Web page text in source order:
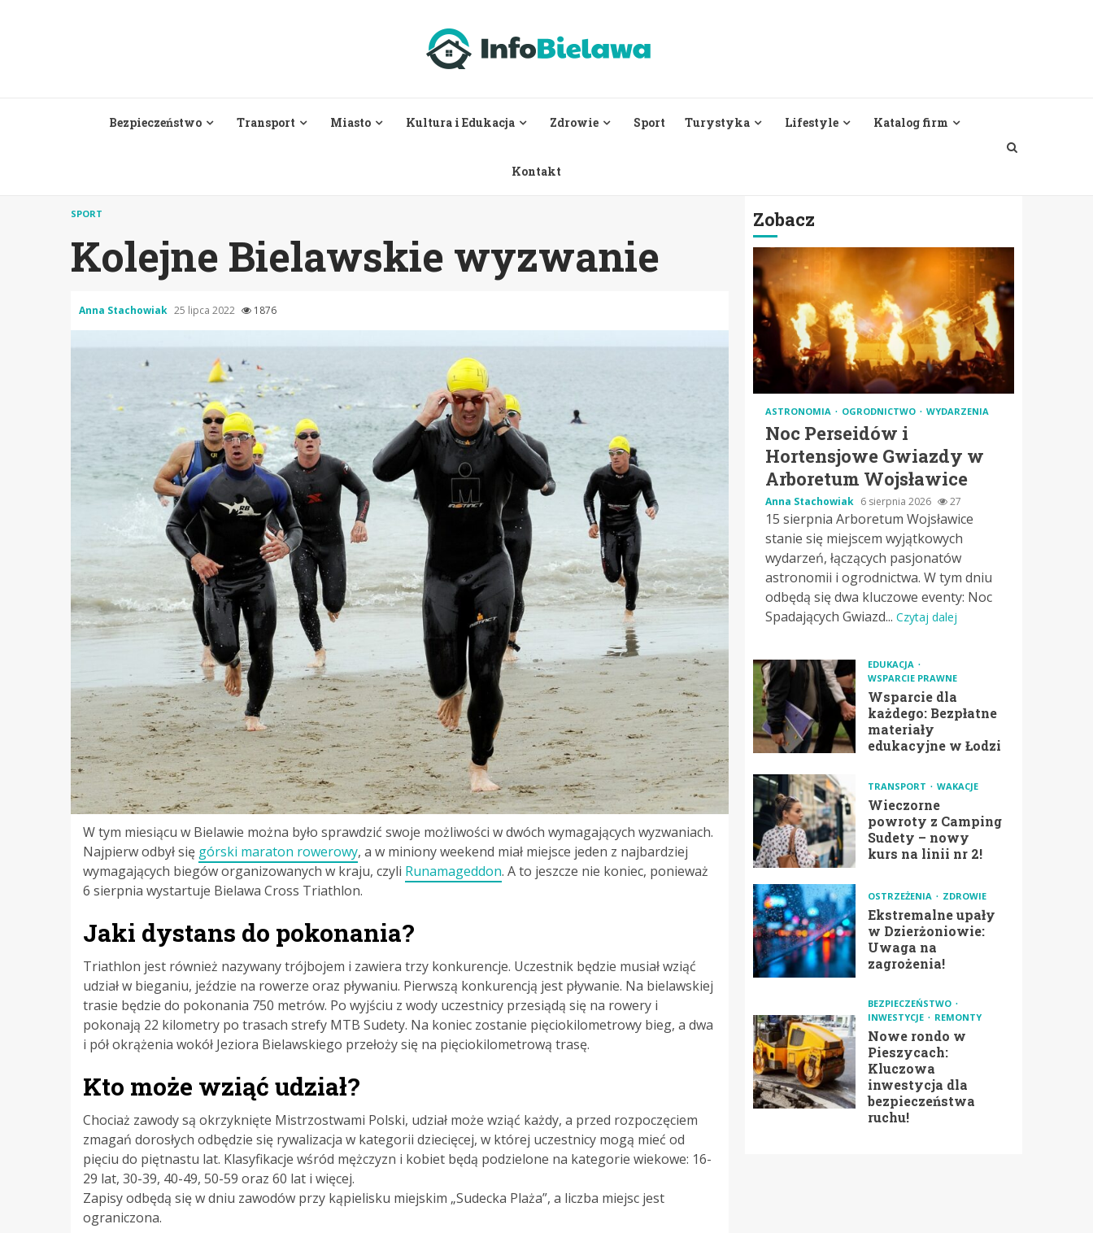
Bezpieczeństwo Transport Miasto Kultura i Edukacja Zdrowie Sport Turystyka Lifestyle Katalog firm
Kontakt
SPORT
Kolejne Bielawskie wyzwanie
Anna Stachowiak 25 lipca 2022 1876
W tym miesiącu w Bielawie można było sprawdzić swoje możliwości w dwóch wymagających wyzwaniach.
Najpierw odbył się górski maraton rowerowy, a w miniony weekend miał miejsce jeden z najbardziej
wymagających biegów organizowanych w kraju, czyli Runamageddon. A to jeszcze nie koniec, ponieważ
6 sierpnia wystartuje Bielawa Cross Triathlon.
Jaki dystans do pokonania?
Triathlon jest również nazywany trójbojem i zawiera trzy konkurencje. Uczestnik będzie musiał wziąć
udział w bieganiu, jeździe na rowerze oraz pływaniu. Pierwszą konkurencją jest pływanie. Na bielawskiej
trasie będzie do pokonania 750 metrów. Po wyjściu z wody uczestnicy przesiądą się na rowery i
pokonają 22 kilometry po trasach strefy MTB Sudety. Na koniec zostanie pięciokilometrowy bieg, a dwa
i pół okrążenia wokół Jeziora Bielawskiego przełoży się na pięciokilometrową trasę.
Kto może wziąć udział?
Chociaż zawody są okrzyknięte Mistrzostwami Polski, udział może wziąć każdy, a przed rozpoczęciem
zmagań dorosłych odbędzie się rywalizacja w kategorii dziecięcej, w której uczestnicy mogą mieć od
pięciu do piętnastu lat. Klasyfikacje wśród mężczyzn i kobiet będą podzielone na kategorie wiekowe: 16-
29 lat, 30-39, 40-49, 50-59 oraz 60 lat i więcej.
Zapisy odbędą się w dniu zawodów przy kąpielisku miejskim „Sudecka Plaża”, a liczba miejsc jest
ograniczona.
Zobacz
ASTRONOMIA OGRODNICTWO WYDARZENIA
Noc Perseidów i
Hortensjowe Gwiazdy w
Arboretum Wojsławice
Anna Stachowiak 6 sierpnia 2026 27
15 sierpnia Arboretum Wojsławice
stanie się miejscem wyjątkowych
wydarzeń, łączących pasjonatów
astronomii i ogrodnictwa. W tym dniu
odbędą się dwa kluczowe eventy: Noc
Spadających Gwiazd... Czytaj dalej
EDUKACJA
WSPARCIE PRAWNE
Wsparcie dla
każdego: Bezpłatne
materiały
edukacyjne w Łodzi
TRANSPORT WAKACJE
Wieczorne
powroty z Camping
Sudety – nowy
kurs na linii nr 2!
OSTRZEŻENIA ZDROWIE
Ekstremalne upały
w Dzierżoniowie:
Uwaga na
zagrożenia!
BEZPIECZEŃSTWO
INWESTYCJE
REMONTY
Nowe rondo w
Pieszycach:
Kluczowa
inwestycja dla
bezpieczeństwa
ruchu!